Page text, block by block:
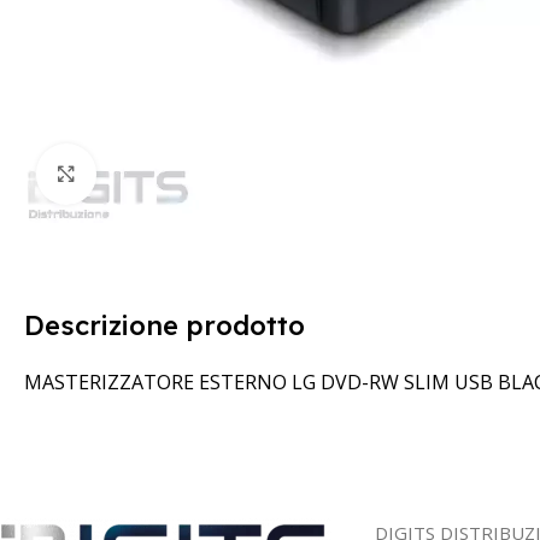
Clicca per ingrandire
Descrizione prodotto
MASTERIZZATORE ESTERNO LG DVD-RW SLIM USB
DIGITS